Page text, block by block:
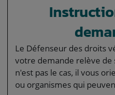
Le Défenseur des droits
votre demande relève de
n'est pas le cas, il vous
ou organismes qui